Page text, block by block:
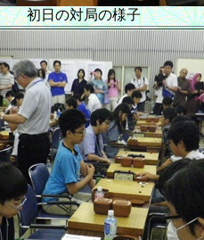
初日の対局の様子